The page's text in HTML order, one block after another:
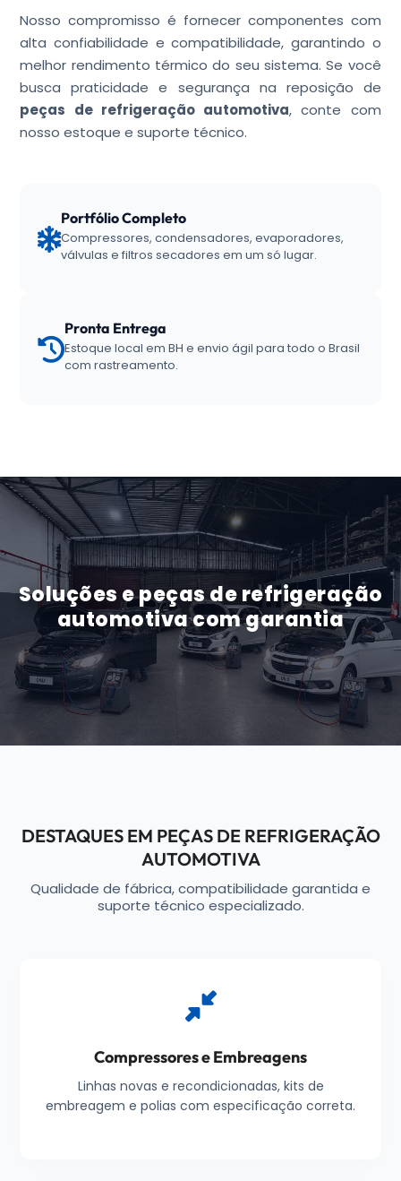
Nosso compromisso é fornecer componentes com
alta confiabilidade e compatibilidade, garantindo o
melhor rendimento térmico do seu sistema. Se você
busca praticidade e segurança na reposição de
peças de refrigeração automotiva, conte com
nosso estoque e suporte técnico.
Portfólio Completo
Compressores, condensadores, evaporadores,
válvulas e filtros secadores em um só lugar.
Pronta Entrega
Estoque local em BH e envio ágil para todo o Brasil
com rastreamento.
Soluções e peças de refrigeração
automotiva com garantia
DESTAQUES EM PEÇAS DE REFRIGERAÇÃO
AUTOMOTIVA
Qualidade de fábrica, compatibilidade garantida e
suporte técnico especializado.
Compressores e Embreagens
Linhas novas e recondicionadas, kits de
embreagem e polias com especificação correta.